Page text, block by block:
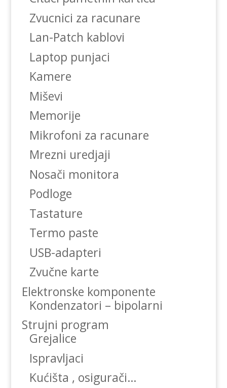
Zvucnici za racunare
Lan-Patch kablovi
Laptop punjaci
Kamere
Miševi
Memorije
Mikrofoni za racunare
Mrezni uredjaji
Nosači monitora
Podloge
Tastature
Termo paste
USB-adapteri
Zvučne karte
Elektronske komponente
Kondenzatori – bipolarni
Strujni program
Grejalice
Ispravljaci
Kućišta , osigurači…